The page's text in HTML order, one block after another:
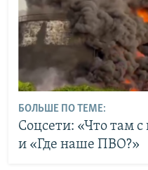
БОЛЬШЕ ПО ТЕМЕ:
Соцсети: «Что там
и «Где наше ПВО?»